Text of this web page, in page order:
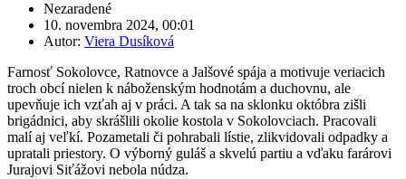
Nezaradené
10. novembra 2024, 00:01
Autor: Viera Dusíková
Farnosť Sokolovce, Ratnovce a Jalšové spája a motivuje veriacich
troch obcí nielen k náboženským hodnotám a duchovnu, ale
upevňuje ich vzťah aj v práci. A tak sa na sklonku októbra zišli
brigádnici, aby skrášlili okolie kostola v Sokolovciach. Pracovali
malí aj veľkí. Pozametali či pohrabali lístie, zlikvidovali odpadky a
upratali priestory. O výborný guláš a skvelú partiu a vďaku farárovi
Jurajovi Siťážovi nebola núdza.